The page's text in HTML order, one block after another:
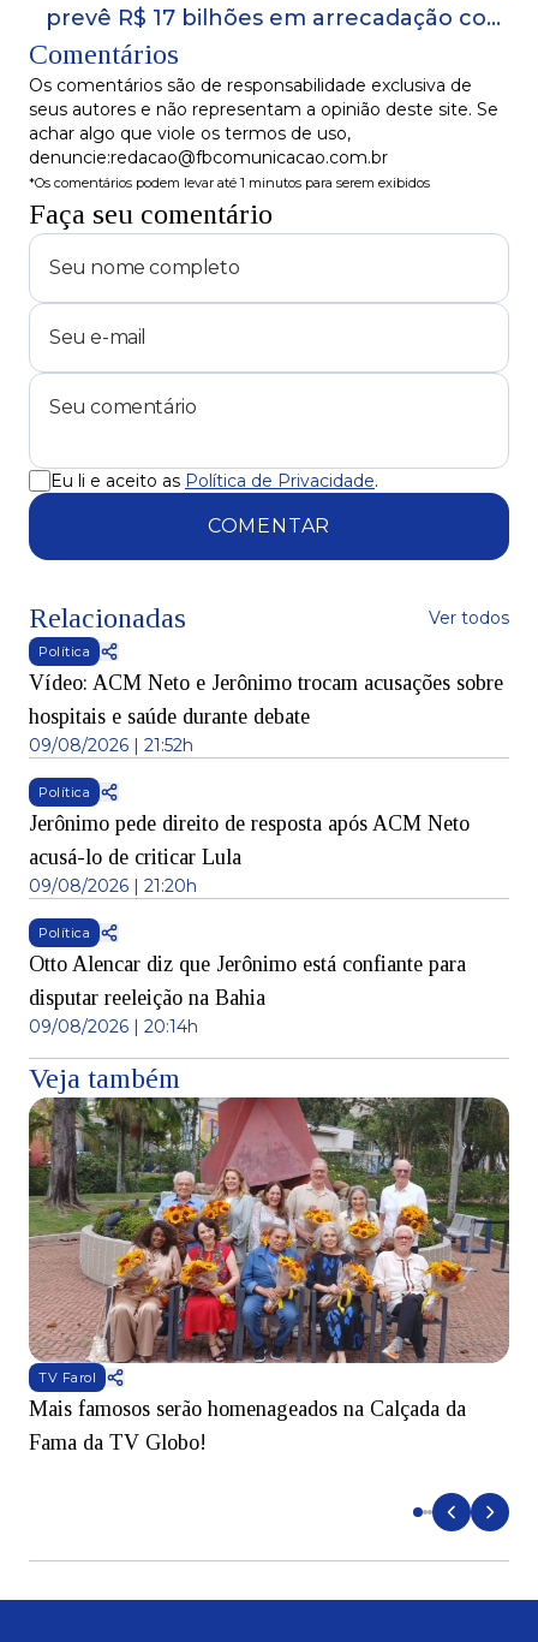
prevê R$ 17 bilhões em arrecadação com
Comentários
Os comentários são de responsabilidade exclusiva de
seus autores e não representam a opinião deste site. Se
achar algo que viole os termos de uso,
denuncie:redacao@fbcomunicacao.com.br
*Os comentários podem levar até 1 minutos para serem exibidos
Faça seu comentário
Eu li e aceito as Política de Privacidade.
COMENTAR
Relacionadas Ver todos
Política
Vídeo: ACM Neto e Jerônimo trocam acusações sobre
hospitais e saúde durante debate
09/08/2026 | 21:52h
Política
Jerônimo pede direito de resposta após ACM Neto
acusá-lo de criticar Lula
09/08/2026 | 21:20h
Política
Otto Alencar diz que Jerônimo está confiante para
disputar reeleição na Bahia
09/08/2026 | 20:14h
Veja também
TV Farol
Mais famosos serão homenageados na Calçada da
Fama da TV Globo!